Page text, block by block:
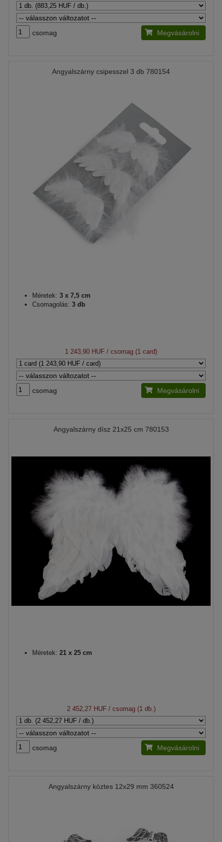
csomag Megvásárolni
Angyalszárny csipesszel 3 db 780154
Méretek: 3 x 7,5 cm
Csomagolás: 3 db
1 243,90 HUF / csomag (1 card)
csomag Megvásárolni
Angyalszárny dísz 21x25 cm 780153
Méretek: 21 x 25 cm
2 452,27 HUF/ csomag (1 db.)
csomag Megvásárolni
Angyalszárny köztes 12x29 mm 360524